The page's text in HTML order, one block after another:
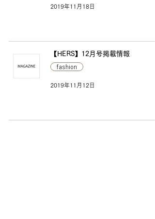
2019年11月18日
【HERS】12月号掲載情報
fashion
2019年11月12日